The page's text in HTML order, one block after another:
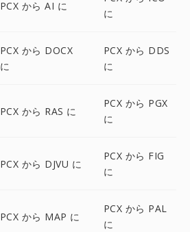
PCX から AI に
に
PCX から DOCX
に
PCX から DDS
に
PCX から RAS に
PCX から PGX
に
PCX から DJVU に
PCX から FIG
に
PCX から MAP に
PCX から PAL
に